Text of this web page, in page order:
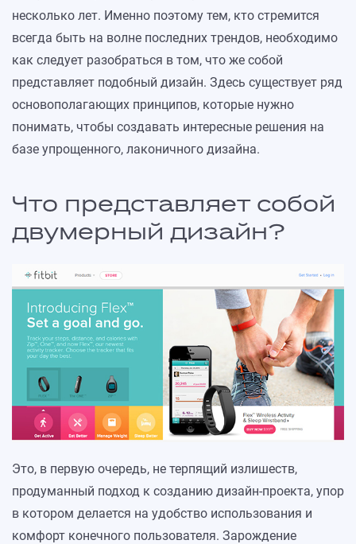
несколько лет. Именно поэтому тем, кто стремится
всегда быть на волне последних трендов, необходимо
как следует разобраться в том, что же собой
представляет подобный дизайн. Здесь существует ряд
основополагающих принципов, которые нужно
понимать, чтобы создавать интересные решения на
базе упрощенного, лаконичного дизайна.
Что представляет собой
двумерный дизайн?
Это, в первую очередь, не терпящий излишеств,
продуманный подход к созданию дизайн-проекта, упор
в котором делается на удобство использования и
комфорт конечного пользователя. Зарождение